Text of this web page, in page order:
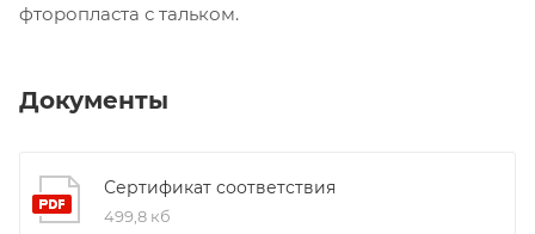
фторопласта с тальком.
Документы
Сертификат соответствия
499,8 кб